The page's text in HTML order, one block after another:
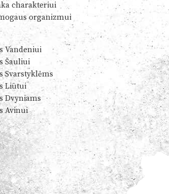
charakteriui
organizmui
Vandeniui
Šauliui
Svarstyklėms
Liūtui
Dvyniams
Avinui